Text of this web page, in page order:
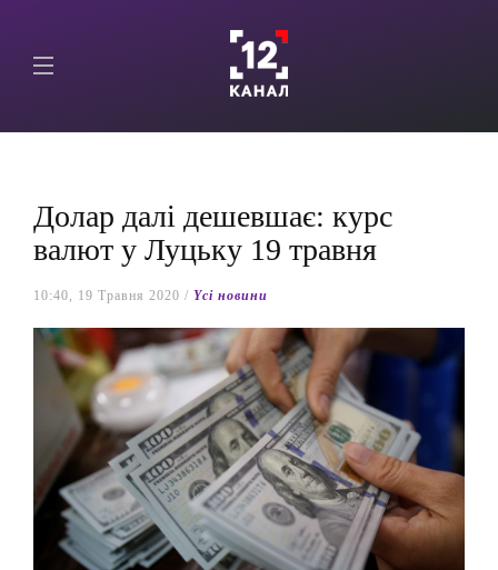
Долар далі дешевшає: курс
валют у Луцьку 19 травня
10:40, 19 Травня 2020 / Yсі новини